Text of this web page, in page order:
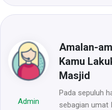
Admin
Amalan-
Kamu
Masjid
Pada sepuluh
sebagian umat